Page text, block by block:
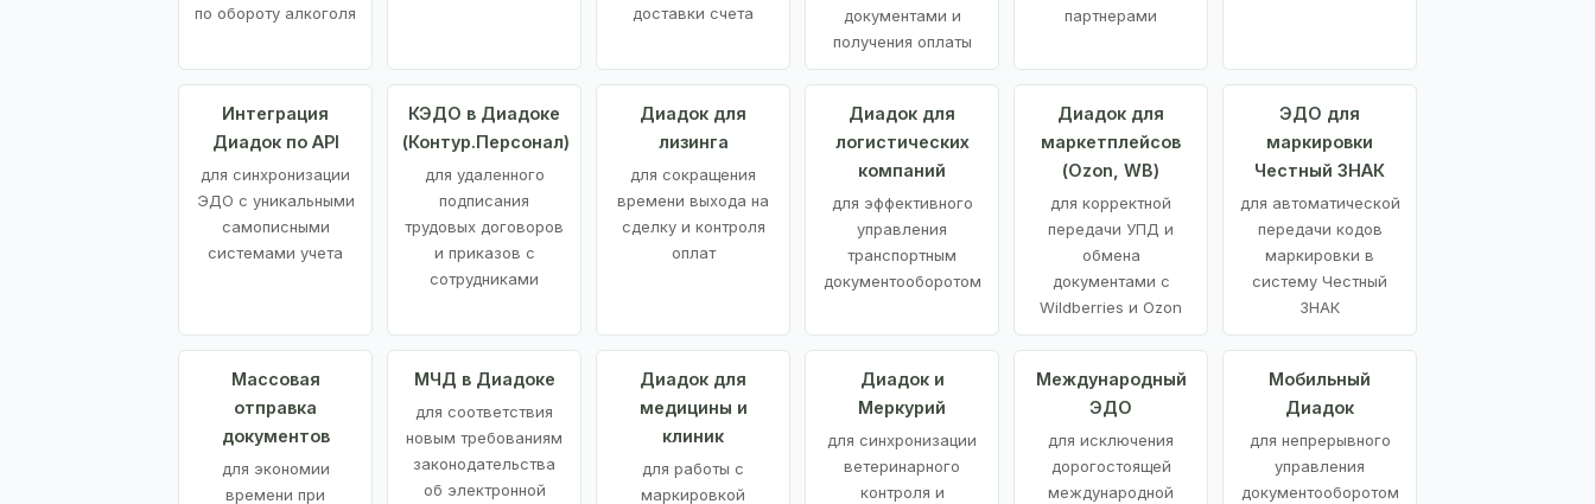
по обороту алкоголя
доставки счета
документами и
получения оплаты
партнерами
Интеграция
Диадок по API
для синхронизации
ЭДО с уникальными
самописными
системами учета
КЭДО в Диадоке
(Контур.Персонал)
для удаленного
подписания
трудовых договоров
и приказов с
сотрудниками
Диадок для
лизинга
для сокращения
времени выхода на
сделку и контроля
оплат
Диадок для
логистических
компаний
для эффективного
управления
транспортным
документооборотом
Диадок для
маркетплейсов
(Ozon, WB)
для корректной
передачи УПД и
обмена
документами с
Wildberries и Ozon
ЭДО для
маркировки
Честный ЗНАК
для автоматической
передачи кодов
маркировки в
систему Честный
ЗНАК
Массовая
отправка
документов
для экономии
времени при
МЧД в Диадоке
для соответствия
новым требованиям
законодательства
об электронной
Диадок для
медицины и
клиник
для работы с
маркировкой
Диадок и
Меркурий
для синхронизации
ветеринарного
контроля и
Международный
ЭДО
для исключения
дорогостоящей
международной
Мобильный
Диадок
для непрерывного
управления
документооборотом